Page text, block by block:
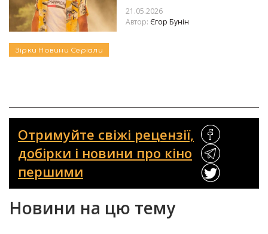
21.05.2026
Автор: Єгор Бунін
Зірки Новини Серіали
Отримуйте свіжі рецензії,
добірки і новини про кіно
першими
Новини на цю тему